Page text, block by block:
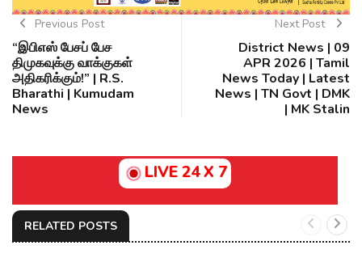
Previous Post
“இபிஎஸ் பேசப் பேச
திமுகவுக்கு வாக்குகள்
அதிகரிக்கும்!” | R.S.
Bharathi | Kumudam
News
Next Post
District News | 09
APR 2026 | Tamil
News Today | Latest
News | TN Govt | DMK
| MK Stalin
LIVE 24 X 7
RELATED POSTS